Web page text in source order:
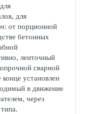
для
от порционной
бетонных
ленточный
сварной
установлен
в движение
через